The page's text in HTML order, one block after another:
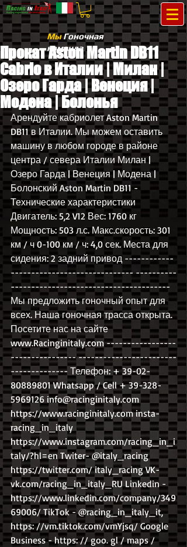
МыГоночная
команда
Прокат Aston Martin DB11
Cabrio в Италии | Милан |
Озеро Гарда | Венеция |
Модена | Болонья
Арендуйте кабриолет Aston Martin
DB11 в Италии. Мы можем оставить
машину в любом городе в районе
центра / севера Италии Милан |
Озеро Гарда | Венеция | Модена |
Болонский Aston Martin DB11 -
Технические характеристики
Двигатель: 5,2 V12 Вес: 1760 кг
Мощность: 503 л.с. Макс.скорость: 301
км / ч 0-100 км / ч: 4,0 сек. Места для
сидения: 2 задний привод ------------
------------------------------ ----------
---------------------------------------
Мы предложить гоночный опыт для
всех. Наша гоночная трасса открыта.
Посетите нас на сайте
www.Racinginitaly.com -----------------
---------------- ------------------------
-------------- Телефон: + 39-02-
80889801 Whatsapp / Cell + 39-328-
5969126 info@racinginitaly.com
https://www.racinginitaly.com insta-
racing_in_italy
https://www.instagram.com/racing_in_i
taly/?hl=en Twiter- @italy_racing
https://twitter.com/ italy_racing VK-
vk.com/racing_in_italy_RU Linkedin -
https://www.linkedin.com/company/349
69006/ TikTok - @racing_in_italy_it,
https: //vm.tiktok.com/vmYjsq/ Google
Business - https: // goo. gl / maps /